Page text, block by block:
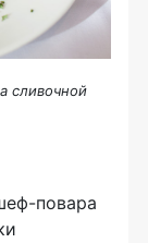
сливочной
повара